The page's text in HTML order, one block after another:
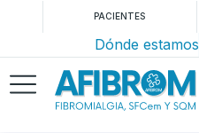
PACIENTES
Dónde estamos